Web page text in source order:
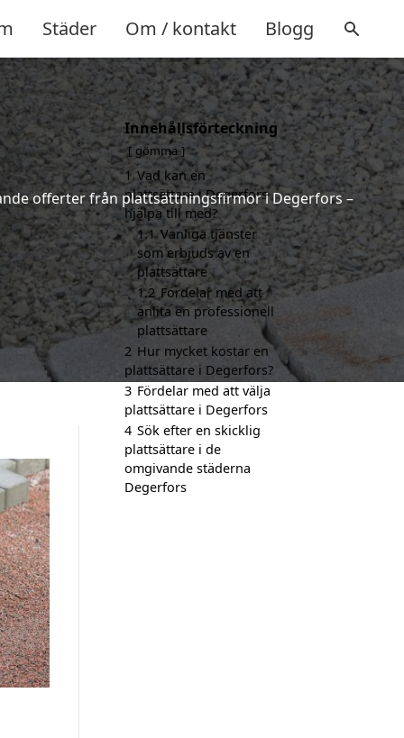
Städer Om / kontakt Blogg
offerter från plattsättningsfirmor i Degerfors –
Innehållsförteckning
gömma
1 Vad kan en
plattsättare i Degerfors
hjälpa till med?
1.1 Vanliga tjänster
som erbjuds av en
plattsättare
1.2 Fördelar med att
anlita en professionell
plattsättare
2 Hur mycket kostar en
plattsättare i Degerfors?
3 Fördelar med att välja
plattsättare i Degerfors
4 Sök efter en skicklig
plattsättare i de
omgivande städerna
Degerfors